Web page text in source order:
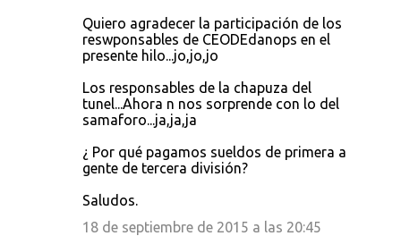
Quiero agradecer la participación de los
reswponsables de CEODEdanops en el
presente hilo...jo,jo,jo
Los responsables de la chapuza del
tunel...Ahora n nos sorprende con lo del
samaforo...ja,ja,ja
¿ Por qué pagamos sueldos de primera a
gente de tercera división?
Saludos.
18 de septiembre de 2015 a las 20:45